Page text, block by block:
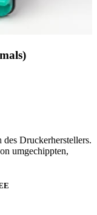
Druckerherstellers.
umgechippten,